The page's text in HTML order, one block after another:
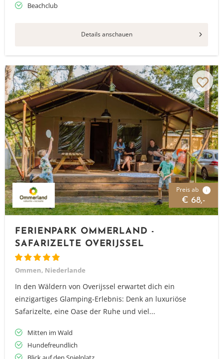
Beachclub
Details anschauen
Preis ab i
€ 68,-
FERIENPARK OMMERLAND -
SAFARIZELTE OVERIJSSEL
Ommen, Niederlande
In den Wäldern von Overijssel erwartet dich ein
einzigartiges Glamping-Erlebnis: Denk an luxuriöse
Safarizelte, eine Oase der Ruhe und viel...
Mitten im Wald
Hundefreundlich